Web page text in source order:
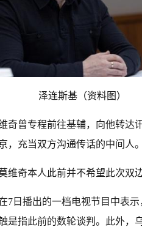
泽连斯基（资料图）
奇曾专程前往基辅，向他转达
，充当双方沟通传话的中间人。
维奇本人此前并不希望此次双
7日播出的一档电视节目中表
是指此前的数轮谈判。此外，